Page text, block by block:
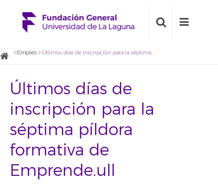
Empleo Últimos días de inscripción para la séptima píldora formativa de Emprende.ull
Últimos días de
inscripción para la
séptima píldora
formativa de
Emprende.ull